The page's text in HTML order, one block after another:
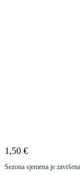
1,50 €
Sezona sjemena je